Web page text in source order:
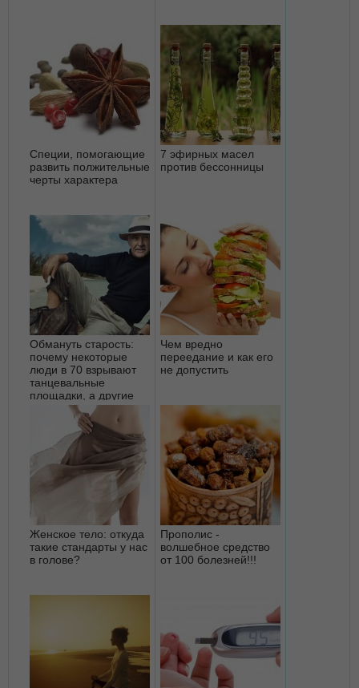
Специи, помогающие
развить полжительные
черты характера
7 эфирных масел
против бессонницы
Обмануть старость:
почему некоторые
люди в 70 взрывают
танцевальные
площадки, а другие
едва ходят
Чем вредно
переедание и как его
не допустить
Женское тело: откуда
такие стандарты у нас
в голове?
Прополис -
волшебное средство
от 100 болезней!!!